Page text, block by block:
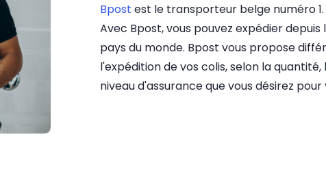
Bpost est le transporteur belge numéro 1.
Avec Bpost, vous pouvez expédier depuis
pays du monde. Bpost vous propose
l'expédition de vos colis, selon la
niveau d'assurance que vous désirez pour